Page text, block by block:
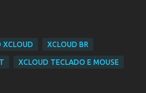
XCLOUD XCLOUD BR
XCLOUD TECLADO E MOUSE